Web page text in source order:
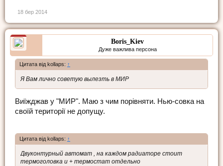
18 бер 2014
Boris_Kiev
Дуже важлива персона
Цитата від kollaps: ↑
Я Вам лично советую вылезть в МИР
Виїжджав у "МИР". Маю з чим порівняти. Нью-совка на
своїй території не допущу.
Цитата від kollaps: ↑
Двуконтурный автомат , на каждом радиаторе стоит
термоголовка и + термостат отдельно